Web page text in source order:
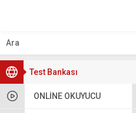
Test Bankası
ONLINE OKUYUCU